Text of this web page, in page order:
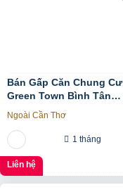
Bán Gấp Căn Chung Cư
Green Town Bình Tân
2Pn+1Nvs 2 Tỷ 2
Ngoài Cần Thơ
1 tháng
Liên hệ